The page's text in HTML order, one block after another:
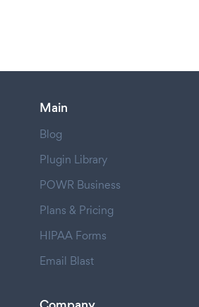
Main
Blog
Plugin Library
POWR Business
Plans & Pricing
HIPAA Forms
Email Blast